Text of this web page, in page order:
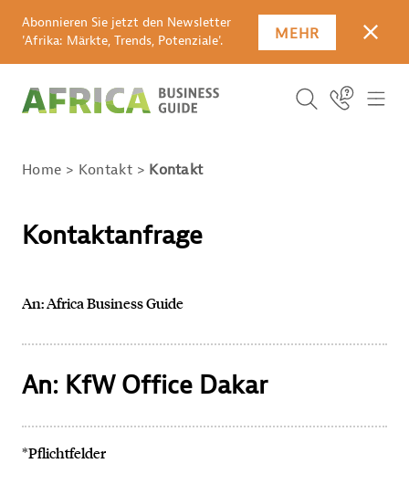
Abonnieren Sie jetzt den Newsletter
'Afrika: Märkte, Trends, Potenziale'.
MEHR
ICON
Suchbegriff
SUCHEN
Icon Link
Home Kontakt Kontakt
Kontaktanfrage
An: Africa Business Guide
An: KfW Office Dakar
*Pflichtfelder